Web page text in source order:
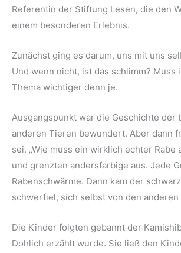
Referentin der Stiftung Lesen, die den
einem besonderen Erlebnis.
Zunächst ging es darum, uns mit uns
Und wenn nicht, ist das schlimm?
Thema wichtiger denn je.
Ausgangspunkt war die Geschichte
anderen Tieren bewundert. Aber dann
sei. „Wie muss ein wirklich echter
und grenzten andersfarbige aus. Jede
Rabenschwärme. Dann kam der
schwerfiel, sich selbst von den
Die Kinder folgten gebannt der
Dohlich erzählt wurde. Sie ließ den